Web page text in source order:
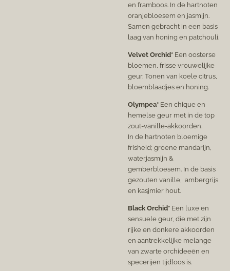
en framboos. In de hartnoten
oranjebloesem en jasmijn.
Samen gebracht in een basis
laag van honing en patchouli.
Velvet Orchid* Een oosterse
bloemen, frisse vrouwelijke
geur. Tonen van koele citrus,
bloemblaadjes en honing.
Olympea* Een chique en
hemelse geur met in de top
zout-vanille-akkoorden.
In de hartnoten bloemige
frisheid; groene mandarijn,
waterjasmijn &
gemberbloesem. In de basis
gezouten vanille, ambergrijs
en kasjmier hout.
Black Orchid* Een luxe en
sensuele geur, die met zijn
rijke en donkere akkoorden
en aantrekkelijke melange
van zwarte orchideeën en
specerijen tijdloos is.